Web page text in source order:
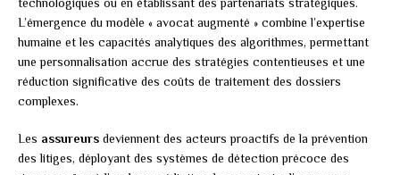
technologiques ou en établissant des partenariats stratégiques.
L’émergence du modèle « avocat augmenté » combine l’expertise
humaine et les capacités analytiques des algorithmes, permettant
une personnalisation accrue des stratégies contentieuses et une
réduction significative des coûts de traitement des dossiers
complexes.
Les assureurs deviennent des acteurs proactifs de la prévention
des litiges, déployant des systèmes de détection précoce des